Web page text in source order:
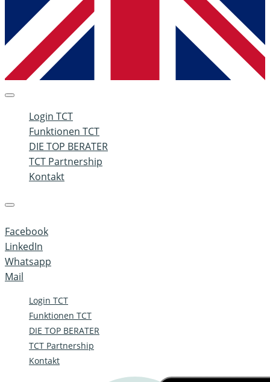
Login TCT
Funktionen TCT
DIE TOP BERATER
TCT Partnership
Kontakt
Facebook
LinkedIn
Whatsapp
Mail
Login TCT
Funktionen TCT
DIE TOP BERATER
TCT Partnership
Kontakt